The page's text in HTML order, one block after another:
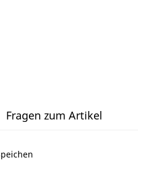
Fragen zum Artikel